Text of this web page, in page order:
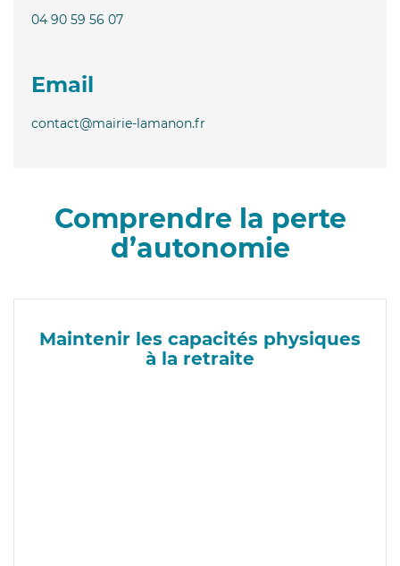
04 90 59 56 07
Email
contact@mairie-lamanon.fr
Comprendre la perte
d’autonomie
Maintenir les capacités physiques
à la retraite